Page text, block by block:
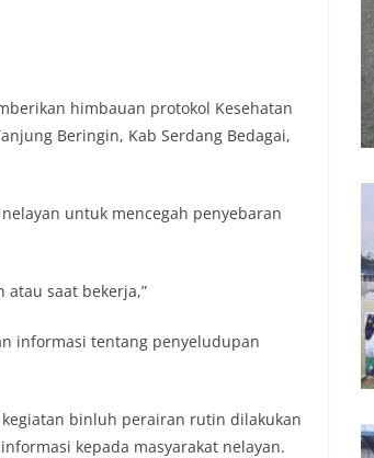
himbauan protokol Kesehatan
Beringin, Kab Serdang Bedagai,
untuk mencegah penyebaran
saat bekerja,”
informasi tentang penyeludupan
kegiatan binluh perairan rutin dilakukan
kepada masyarakat nelayan.